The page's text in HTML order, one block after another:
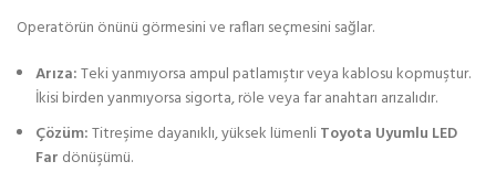
Operatörün önünü görmesini ve rafları seçmesini sağlar.
Arıza:Teki yanmıyorsa ampul patlamıştır veya kablosu kopmuştur.
İkisi birden yanmıyorsa sigorta, röle veya far anahtarı arızalıdır.
Çözüm:Titreşime dayanıklı, yüksek lümenliToyota Uyumlu LED
Far dönüşümü.